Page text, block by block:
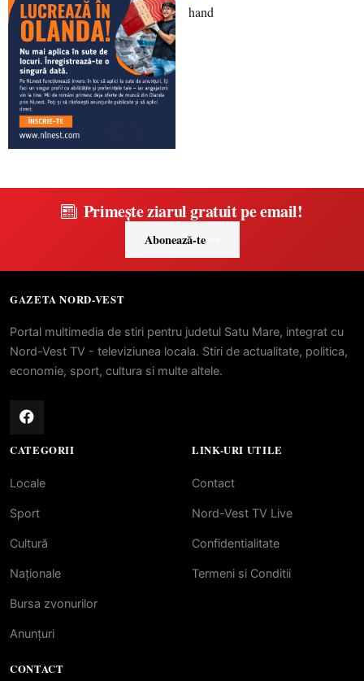
Primește ziarul gratuit pe email!
Abonează-te
GAZETA NORD-VEST
Portal multimedia de stiri pentru judetul Satu Mare, integrat cu
Nord-Vest TV - televiziunea locala. Stiri de actualitate, politica,
economie, sport, cultura si multe altele.
CATEGORII
Locale
Sport
Cultură
Naționale
Bursa zvonurilor
Anunțuri
LINK-URI UTILE
Contact
Nord-Vest TV Live
Confidentialitate
Termeni si Conditii
CONTACT